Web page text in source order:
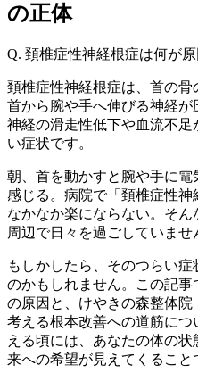
の正体
Q. 頚椎症性神経根症は何が原
頚椎症性神経根症は、首の骨
首から腕や手へ伸びる神経が
神経の滑走性低下や血流不
い症状です。
朝、首を動かすと腕や手に
感じる。病院で「頚椎症性神
なかなか楽にならない。そ
周辺で日々を過ごしていませ
もしかしたら、そのつらい症
のかもしれません。この記
の原因と、けやきの森整体
考える根本改善への道筋に
える頃には、あなたの体の
来への希望が見えてくること